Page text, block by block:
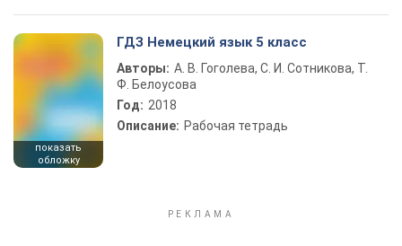
показать
обложку
ГДЗ Немецкий язык 5 класс
Авторы: А. В. Гоголева, С. И. Сотникова, Т.
Ф. Белоусова
Год: 2018
Описание: Рабочая тетрадь